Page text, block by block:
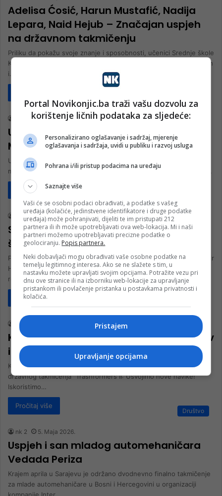
Adelisa Ćosić, Harun Mustafić, Nadija
Lepara, Naid Hejub – Značajan uspjeh
na državnom takmičenju
Priliku da pokažu svoje znanje i sposobnosti, učenici Srednje škole
Konjic dobili su na Sedamnaestom festivalu rada srednjih tehničkih
i…
22. Maja 2026.
U subotu poseban događaj u Konjicu:
Matursko veče
U subotu, 23. maja 2026. godine u Konjicu će biti organizovano
matursko veče za 197 maturanata Srednje škole Konjic, odnosno…
Pročitaj više
nk 2 21. Maja 2026.
Srednja škola Konjic u posjeti bratskoj
školi u Istanbulu
Prijateljska spona između Srednje škole Konjic i bratske škole Kadir
Has Anadolu Lisesi iz Istanbula dodatno je učvršćena posjetom
realiziranom…
Pročitaj više
nkglavni
Konjički učenici među najboljima u držav
i
KONJIC, 11. maja 2026. – Veliko priznanje stiglo je u Konjic sa
državnog takmičenja “Trashformers II: Usvojimo nove navike!
Iskoristimo…
Pročitaj više
Društvo
nk 2 5. Maja 2026.
Uspjeh i san mladog automehaničara
Vedada Periza
Krajem aprila u Sarajevu je održano dvodnevno finalno takmičenje
za mlade automehaničare u Bosni i Hercegovini u organizaciji
Portal Novikonjic.ba traži vašu dozvolu za
korištenje ličnih podataka za sljedeće:
Personalizirano oglašavanje i sadržaj, mjerenje
oglašavanja i sadržaja, uvidi u publiku i razvoj usluga
Pohrana i/ili pristup podacima na uređaju
Saznajte više
Vaši će se osobni podaci obrađivati, a podatke s vašeg
uređaja (kolačiće, jedinstvene identifikatore i druge podatke
uređaja) može pohranjivati, dijeliti te im pristupati 212
partnera ili ih može upotrebljavati ova web-lokacija. Mi i naši
partneri možemo upotrebljavati precizne podatke o
geolociranju. Popis partnera.
Neki dobavljači mogu obrađivati vaše osobne podatke na
temelju legitimnog interesa. Ako se ne slažete s tim, u
nastavku možete upravljati svojim opcijama. Potražite vezu pri
dnu ove stranice ili na izborniku web-lokacije za upravljanje
pristankom ili povlačenje pristanka u postavkama privatnosti i
kolačića.
Pristajem
Upravljanje opcijama